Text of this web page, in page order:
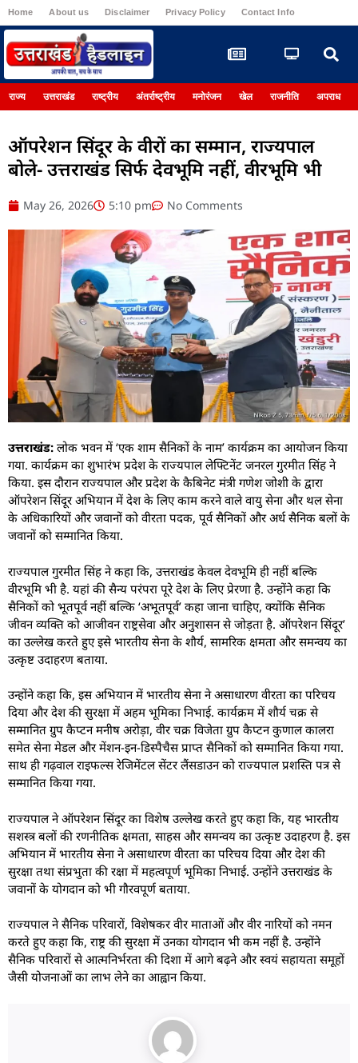
Home About us Disclaimer Privacy Policy Contact Info
राज्य उत्तराखंड राष्ट्रीय अंतर्राष्ट्रीय मनोरंजन खेल राजनीति अपराध
ऑपरेशन सिंदूर के वीरों का सम्मान, राज्यपाल
बोले- उत्तराखंड सिर्फ देवभूमि नहीं, वीरभूमि भी
May 26, 2026 5:10 pm No Comments
उत्तराखंड: लोक भवन में ‘एक शाम सैनिकों के नाम’ कार्यक्रम का आयोजन किया
गया. कार्यक्रम का शुभारंभ प्रदेश के राज्यपाल लेफ्टिनेंट जनरल गुरमीत सिंह ने
किया. इस दौरान राज्यपाल और प्रदेश के कैबिनेट मंत्री गणेश जोशी के द्वारा
ऑपरेशन सिंदूर अभियान में देश के लिए काम करने वाले वायु सेना और थल सेना
के अधिकारियों और जवानों को वीरता पदक, पूर्व सैनिकों और अर्ध सैनिक बलों के
जवानों को सम्मानित किया.
राज्यपाल गुरमीत सिंह ने कहा कि, उत्तराखंड केवल देवभूमि ही नहीं बल्कि
वीरभूमि भी है. यहां की सैन्य परंपरा पूरे देश के लिए प्रेरणा है. उन्होंने कहा कि
सैनिकों को भूतपूर्व नहीं बल्कि ‘अभूतपूर्व’ कहा जाना चाहिए, क्योंकि सैनिक
जीवन व्यक्ति को आजीवन राष्ट्रसेवा और अनुशासन से जोड़ता है. ऑपरेशन सिंदूर’
का उल्लेख करते हुए इसे भारतीय सेना के शौर्य, सामरिक क्षमता और समन्वय का
उत्कृष्ट उदाहरण बताया.
उन्होंने कहा कि, इस अभियान में भारतीय सेना ने असाधारण वीरता का परिचय
दिया और देश की सुरक्षा में अहम भूमिका निभाई. कार्यक्रम में शौर्य चक्र से
सम्मानित ग्रुप कैप्टन मनीष अरोड़ा, वीर चक्र विजेता ग्रुप कैप्टन कुणाल कालरा
समेत सेना मेडल और मेंशन-इन-डिस्पैचैस प्राप्त सैनिकों को सम्मानित किया गया.
साथ ही गढ़वाल राइफल्स रेजिमेंटल सेंटर लैंसडाउन को राज्यपाल प्रशस्ति पत्र से
सम्मानित किया गया.
राज्यपाल ने ऑपरेशन सिंदूर का विशेष उल्लेख करते हुए कहा कि, यह भारतीय
सशस्त्र बलों की रणनीतिक क्षमता, साहस और समन्वय का उत्कृष्ट उदाहरण है. इस
अभियान में भारतीय सेना ने असाधारण वीरता का परिचय दिया और देश की
सुरक्षा तथा संप्रभुता की रक्षा में महत्वपूर्ण भूमिका निभाई. उन्होंने उत्तराखंड के
जवानों के योगदान को भी गौरवपूर्ण बताया.
राज्यपाल ने सैनिक परिवारों, विशेषकर वीर माताओं और वीर नारियों को नमन
करते हुए कहा कि, राष्ट्र की सुरक्षा में उनका योगदान भी कम नहीं है. उन्होंने
सैनिक परिवारों से आत्मनिर्भरता की दिशा में आगे बढ़ने और स्वयं सहायता समूहों
जैसी योजनाओं का लाभ लेने का आह्वान किया.